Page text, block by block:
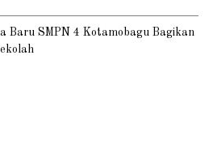
Baru SMPN 4 Kotamobagu Bagikan